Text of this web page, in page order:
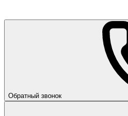
Обратный звонок